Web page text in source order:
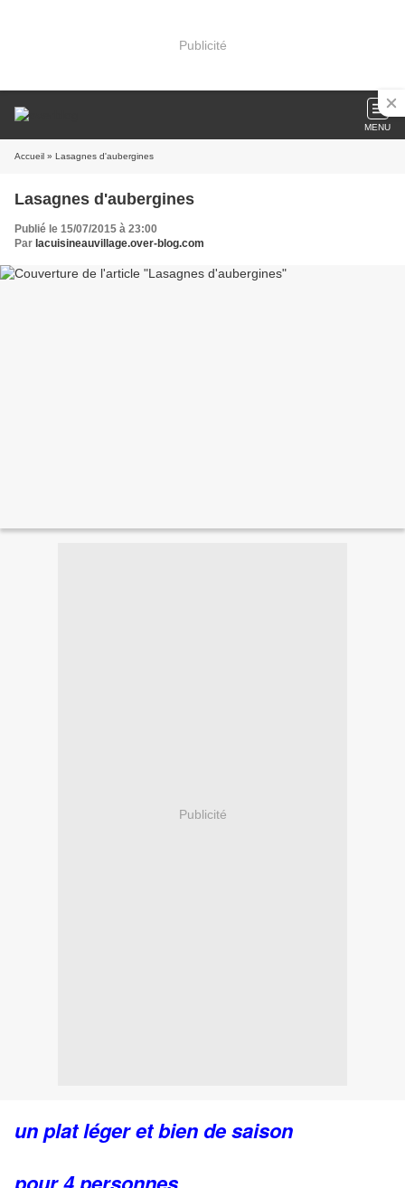
Publicité
MENU
Accueil » Lasagnes d'aubergines
Lasagnes d'aubergines
Publié le 15/07/2015 à 23:00
Par lacuisineauvillage.over-blog.com
Publicité
un plat léger et bien de saison